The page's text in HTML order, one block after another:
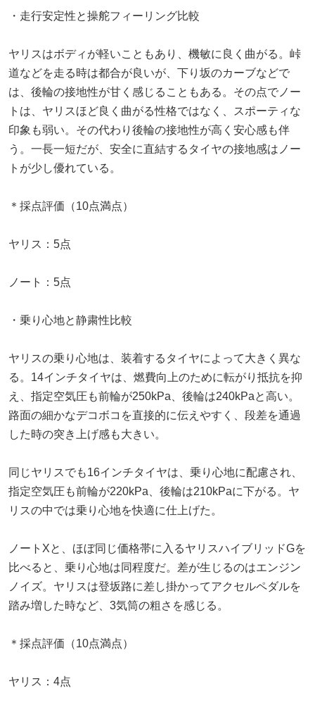
・走行安定性と操舵フィーリング比較
ヤリスはボディが軽いこともあり、機敏に良く曲がる。峠
道などを走る時は都合が良いが、下り坂のカーブなどで
は、後輪の接地性が甘く感じることもある。その点でノー
トは、ヤリスほど良く曲がる性格ではなく、スポーティな
印象も弱い。その代わり後輪の接地性が高く安心感も伴
う。一長一短だが、安全に直結するタイヤの接地感はノー
トが少し優れている。
＊採点評価（10点満点）
ヤリス：5点
ノート：5点
・乗り心地と静粛性比較
ヤリスの乗り心地は、装着するタイヤによって大きく異な
る。14インチタイヤは、燃費向上のために転がり抵抗を抑
え、指定空気圧も前輪が250kPa、後輪は240kPaと高い。
路面の細かなデコボコを直接的に伝えやすく、段差を通過
した時の突き上げ感も大きい。
同じヤリスでも16インチタイヤは、乗り心地に配慮され、
指定空気圧も前輪が220kPa、後輪は210kPaに下がる。ヤ
リスの中では乗り心地を快適に仕上げた。
ノートXと、ほぼ同じ価格帯に入るヤリスハイブリッドGを
比べると、乗り心地は同程度だ。差が生じるのはエンジン
ノイズ。ヤリスは登坂路に差し掛かってアクセルペダルを
踏み増した時など、3気筒の粗さを感じる。
＊採点評価（10点満点）
ヤリス：4点